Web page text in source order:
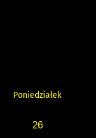
Poniedziałek
26